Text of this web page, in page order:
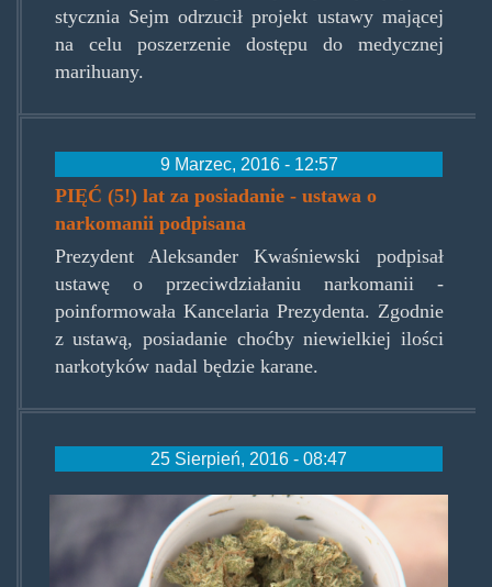
stycznia Sejm odrzucił projekt ustawy mającej
na celu poszerzenie dostępu do medycznej
marihuany.
9 Marzec, 2016 - 12:57
PIĘĆ (5!) lat za posiadanie - ustawa o
narkomanii podpisana
Prezydent Aleksander Kwaśniewski podpisał
ustawę o przeciwdziałaniu narkomanii -
poinformowała Kancelaria Prezydenta. Zgodnie
z ustawą, posiadanie choćby niewielkiej ilości
narkotyków nadal będzie karane.
25 Sierpień, 2016 - 08:47
pismedmj.png